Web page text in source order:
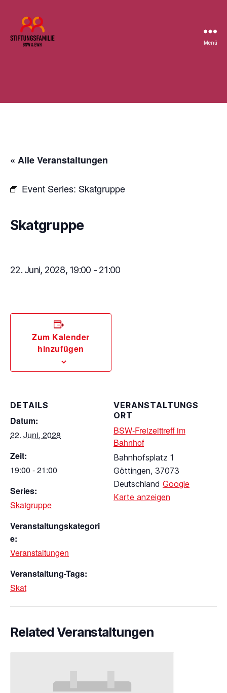
Menü
« Alle Veranstaltungen
Event Series: Skatgruppe
Skatgruppe
22. Juni, 2028, 19:00 - 21:00
Zum Kalender
hinzufügen
DETAILS
Datum:
22. Juni, 2028
Zeit:
19:00 - 21:00
Series:
Skatgruppe
Veranstaltungskategori
e:
Veranstaltungen
Veranstaltung-Tags:
Skat
VERANSTALTUNGS
ORT
BSW-Freizeittreff im
Bahnhof
Bahnhofsplatz 1
Göttingen, 37073
Deutschland Google
Karte anzeigen
Related Veranstaltungen